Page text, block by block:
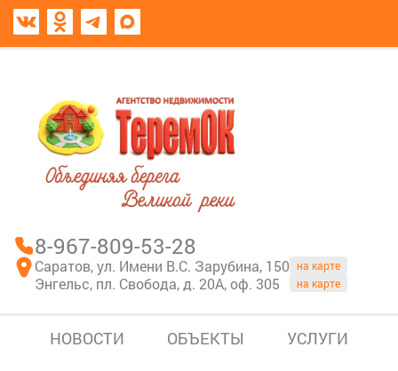
8-967-809-53-28
Саратов, ул. Имени В.С. Зарубина, 150 на карте
Энгельс, пл. Свобода, д. 20А, оф. 305 на карте
НОВОСТИ ОБЪЕКТЫ УСЛУГИ